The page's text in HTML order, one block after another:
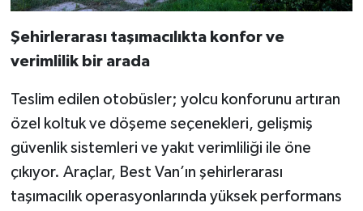
Şehirlerarası taşımacılıkta konfor ve
verimlilik bir arada
Teslim edilen otobüsler; yolcu konforunu artıran
özel koltuk ve döşeme seçenekleri, gelişmiş
güvenlik sistemleri ve yakıt verimliliği ile öne
çıkıyor. Araçlar, Best Van’ın şehirlerarası
taşımacılık operasyonlarında yüksek performans